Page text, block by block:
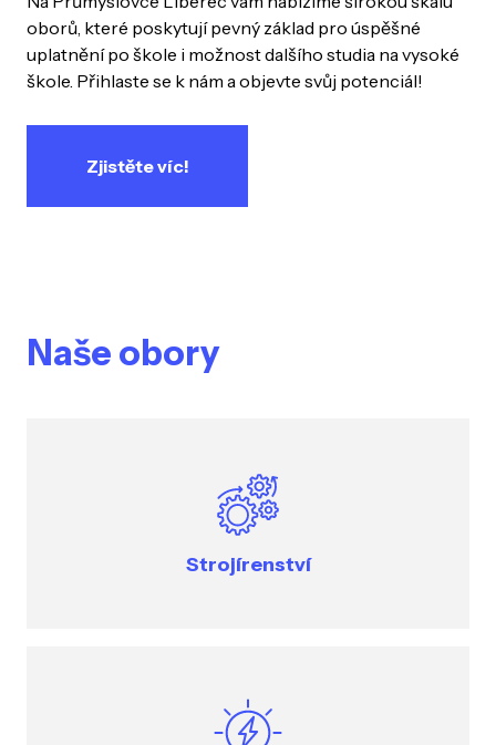
oborů, které poskytují pevný základ pro úspěšné
uplatnění po škole i možnost dalšího studia na vysoké
škole. Přihlaste se k nám a objevte svůj potenciál!
Zjistěte víc!
Naše obory
Strojírenství